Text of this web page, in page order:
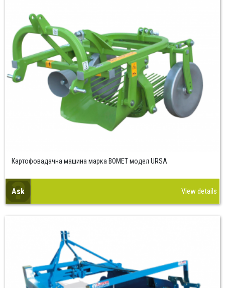
Картофовадачна машина марка BOMET модел URSA
Ask View details